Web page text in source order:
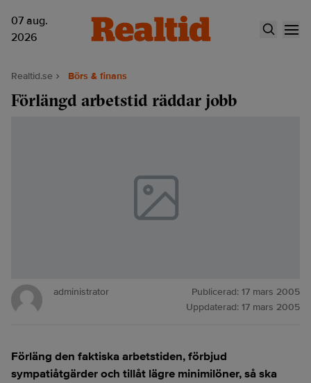
07 aug.
2026
Realtid.se Börs & finans
Förlängd arbetstid räddar jobb
administrator Publicerad: 17 mars 2005
Uppdaterad: 17 mars 2005
Förläng den faktiska arbetstiden, förbjud
sympatiåtgärder och tillåt lägre minimilöner, så ska